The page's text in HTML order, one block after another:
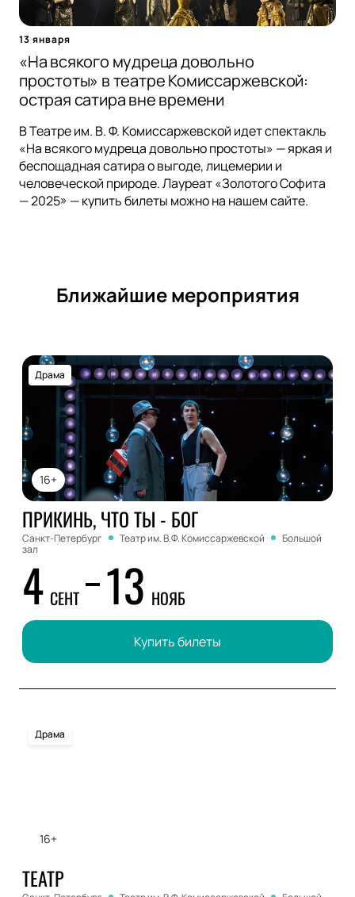
13 января
«На всякого мудреца довольно
простоты» в театре Комиссаржевской:
острая сатира вне времени
В Театре им. В. Ф. Комиссаржевской идет спектакль
«На всякого мудреца довольно простоты» — яркая и
беспощадная сатира о выгоде, лицемерии и
человеческой природе. Лауреат «Золотого Софита
— 2025» — купить билеты можно на нашем сайте.
Ближайшие мероприятия
16+
Драма
ПРИКИНЬ, ЧТО ТЫ - БОГ
Санкт-Петербург Театр им. В.Ф. Комиссаржевской
Большой
зал
4 СЕНТ 13 НОЯБ
Купить билеты
16+
Драма
ТЕАТР